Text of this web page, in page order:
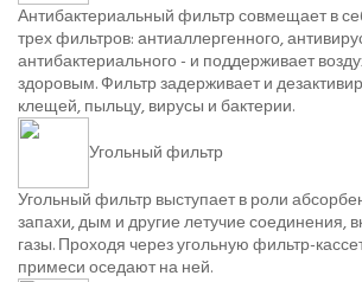
Антибактериальный фильтр совмещает в
трех фильтров: антиаллергенного,
антибактериального - и поддерживает
здоровым. Фильтр задерживает и
клещей, пыльцу, вирусы и бактерии.
Угольный фильтр
Угольный фильтр выступает в роли
запахи, дым и другие летучие соединения,
газы. Проходя через угольную фильтр-
примеси оседают на ней.